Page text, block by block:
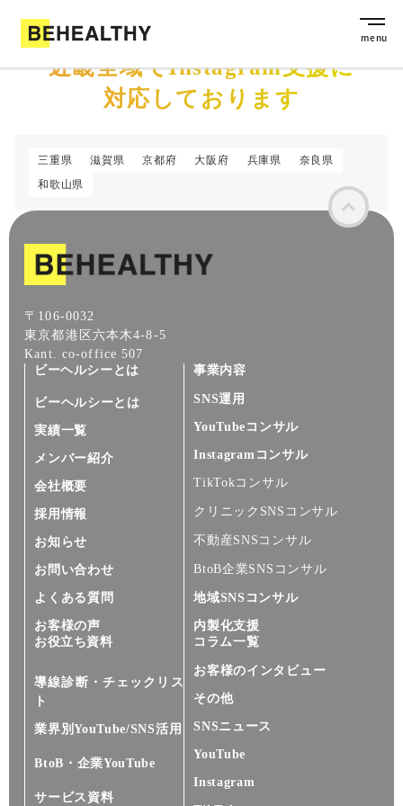
近畿全域でInstagram支援に
対応しております
三重県 滋賀県 京都府 大阪府 兵庫県
奈良県
和歌山県
〒106-0032
東京都港区六本木4-8-5
Kant. co-office 507
ビーヘルシーとは
ビーヘルシーとは
実績一覧
メンバー紹介
会社概要
採用情報
お知らせ
お問い合わせ
よくある質問
お客様の声
事業内容
SNS運用
YouTubeコンサル
Instagramコンサル
TikTokコンサル
クリニックSNSコンサル
不動産SNSコンサル
BtoB企業SNSコンサル
地域SNSコンサル
内製化支援
お役立ち資料
導線診断・チェックリス
ト
業界別YouTube/SNS活用
BtoB・企業YouTube
サービス資料
コラム一覧
お客様のインタビュー
その他
SNSニュース
YouTube
Instagram